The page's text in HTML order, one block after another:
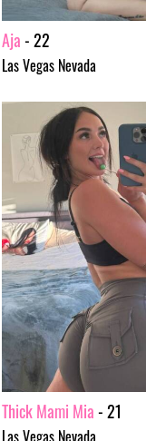
Aja- 22
Las Vegas Nevada
Thick Mami Mia- 21